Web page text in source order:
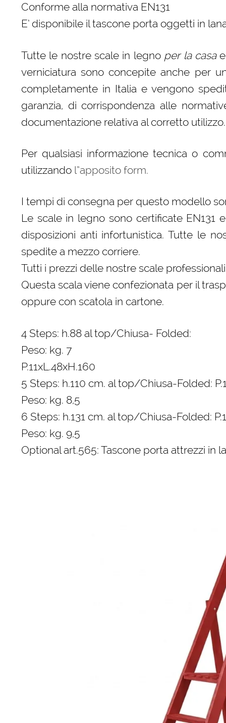
Conforme alla normativa EN131
E’ disponibile il tascone porta oggetti in
Tutte le nostre scale in legno per la casa
verniciatura sono concepite anche per
completamente in Italia e vengono
garanzia, di corrispondenza alle
documentazione relativa al corretto utilizzo.
Per qualsiasi informazione tecnica o
utilizzando l”apposito form.
I tempi di consegna per questo modello
Le scale in legno sono certificate EN131
disposizioni anti infortunistica. Tutte le
spedite a mezzo corriere.
Tutti i prezzi delle nostre scale
Questa scala viene confezionata per il
oppure con scatola in cartone.
4 Steps: h.88 al top/Chiusa- Folded:
Peso: kg. 7
P.11xL.48xH.160
5 Steps: h.110 cm. al top/Chiusa-Folded:
Peso: kg. 8,5
6 Steps: h.131 cm. al top/Chiusa-Folded:
Peso: kg. 9,5
Optional art.565: Tascone porta attrezzi in